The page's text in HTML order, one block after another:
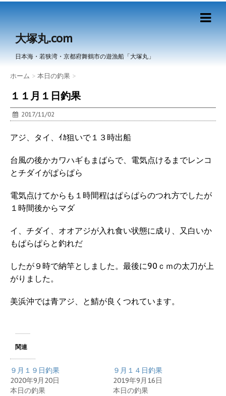
大塚丸.com
日本海・若狭湾・京都府舞鶴市の遊漁船「大塚丸」
ホーム > 本日の釣果 >
１１月１日釣果
2017/11/02
アジ、タイ、ｲｶ狙いで１３時出船
台風の後かカワハギもまばらで、電気点けるまでレンコ
とチダイがぱらぱら
電気点けてからも１時間程はぱらぱらのつれ方でしたが
１時間後からマダ
イ、チダイ、オオアジが入れ食い状態に成り、又白いか
もぱらぱらと釣れだ
したが９時で納竿としました。最後に90ｃｍの太刀が上
がりました。
美浜沖では青アジ、と鯖が良くつれています。
関連
９月１９日釣果
2020年9月20日
本日の釣果
９月１４日釣果
2019年9月16日
本日の釣果